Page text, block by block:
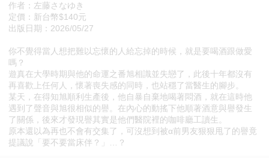
作者：左藤さなゆき
定價：新台幣$140元
出版日期：2026/05/27
你不覺得當人想把難以忘懷的人給忘掉的時候，就是要喝酒跟做愛
嗎？
遊真在大學時期與他的命運之番旭相識並失戀了，此後十年都沒有
再喜歡上任何人，懷著喪失感的同時，也站穩了當醫生的腳步。
某天，在得知旭順利生產後，他自暴自棄地喝著悶酒，就在這時他
遇到了聲音與旭很相似的譽。在內心的動搖下他順著酒意與譽發生
了關係，後來才發現譽其實是他們醫院裡的咖啡廳工讀生。
原本還以為再也不會有交集了，可沒想到被α前男友狠狠甩了的譽竟
提議說「要不要當床伴？」…？